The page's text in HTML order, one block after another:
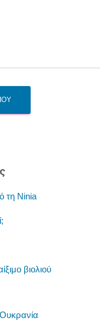
τη Ninia
βιολιού